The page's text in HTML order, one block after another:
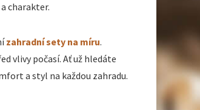
charakter.
zahradní sety na míru.
vlivy počasí. Ať už hledáte
a styl na každou zahradu.